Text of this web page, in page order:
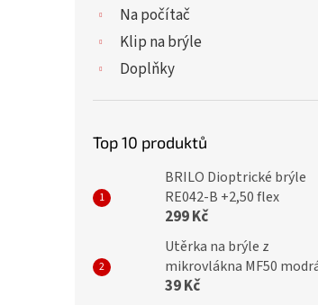
Na počítač
Klip na brýle
Doplňky
Top 10 produktů
BRILO Dioptrické brýle
RE042-B +2,50 flex
299 Kč
Utěrka na brýle z
mikrovlákna MF50
39 Kč